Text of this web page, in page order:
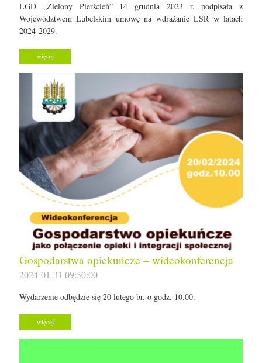
LGD „Zielony Pierścień” 14 grudnia 2023 r. podpisała z
Województwem Lubelskim umowę na wdrażanie LSR w latach
2024-2029.
więcej
Gospodarstwa opiekuńcze – wideokonferencja
2024-01-31 09:50:00
Wydarzenie odbędzie się 20 lutego br. o godz. 10.00.
więcej